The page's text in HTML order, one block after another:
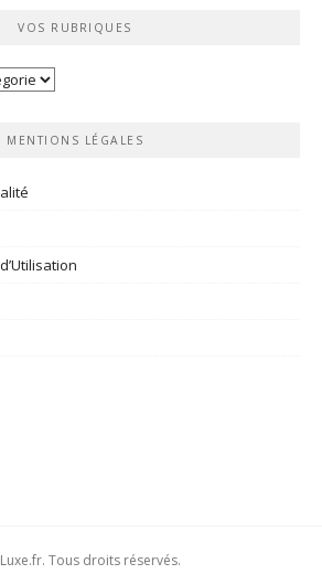
VOS RUBRIQUES
MENTIONS LÉGALES
Tous droits réservés.